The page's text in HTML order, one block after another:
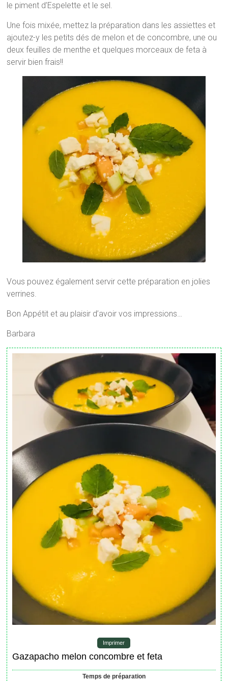
le piment d’Espelette et le sel.
Une fois mixée, mettez la préparation dans les assiettes et
ajoutez-y les petits dés de melon et de concombre, une ou
deux feuilles de menthe et quelques morceaux de feta à
servir bien frais!!
Vous pouvez également servir cette préparation en jolies
verrines.
Bon Appétit et au plaisir d’avoir vos impressions…
Barbara
Imprimer
Gazapacho melon concombre et feta
Temps de préparation